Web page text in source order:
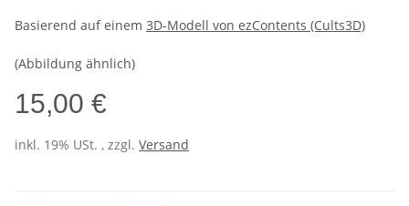
Basierend auf einem 3D-Modell von ezContents (Cults3D)
(Abbildung ähnlich)
15,00 €
inkl. 19% USt. , zzgl. Versand